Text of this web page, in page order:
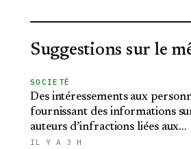
Suggestions sur le
SOCIETÉ
Des intéressements aux
fournissant des informations
auteurs d’infractions liées aux
stupéfiants
IL Y A 3 H